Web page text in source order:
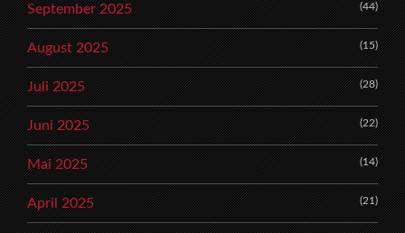
September 2025 (44)
August 2025 (15)
Juli 2025 (28)
Juni 2025 (22)
Mai 2025 (14)
April 2025 (21)